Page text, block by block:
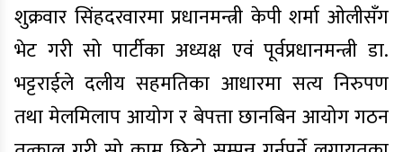
शुक्रवार सिंहदरवारमा प्रधानमन्त्री केपी शर्मा ओलीसँग
भेट गरी सो पार्टीका अध्यक्ष एवं पूर्वप्रधानमन्त्री डा.
भट्टराईले दलीय सहमतिका आधारमा सत्य निरुपण
तथा मेलमिलाप आयोग र बेपत्ता छानबिन आयोग गठन